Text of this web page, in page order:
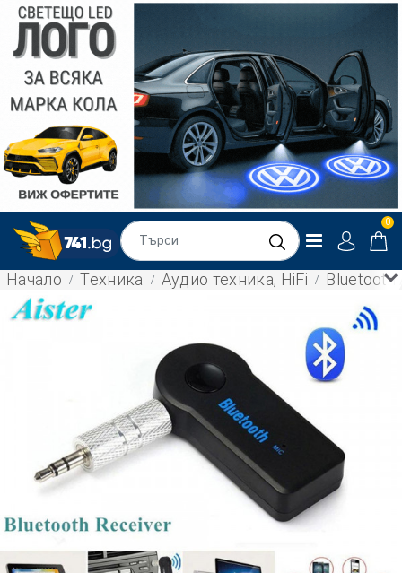
0
Начало Техника Аудио техника, HiFi Bluetooth